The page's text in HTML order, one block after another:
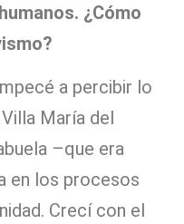
¿Cómo
a percibir lo
María del
–que era
en los procesos
Crecí con el